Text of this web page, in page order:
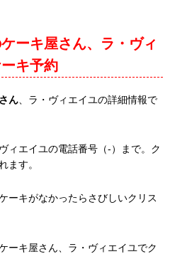
ーキ屋さん、ラ・ヴィ
キ予約
ん 、ラ・ヴィエイユの詳細情報で
ィエイユの電話番号（-）まで。ク
ます。
ーキがなかったらさびしいクリス
ーキ屋さん、ラ・ヴィエイユでク